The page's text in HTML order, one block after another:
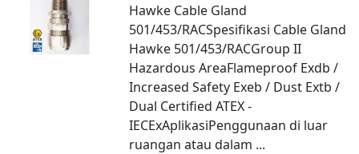
Hawke Cable Gland
501/453/RACSpesifikasi Cable Gland
Hawke 501/453/RACGroup II
Hazardous AreaFlameproof Exdb /
Increased Safety Exeb / Dust Extb /
Dual Certified ATEX -
IECExAplikasiPenggunaan di luar
ruangan atau dalam ...